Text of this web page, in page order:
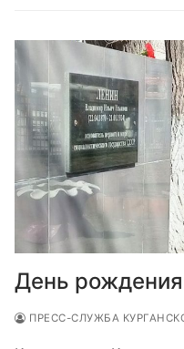
День
ПРЕСС-СЛУЖБА